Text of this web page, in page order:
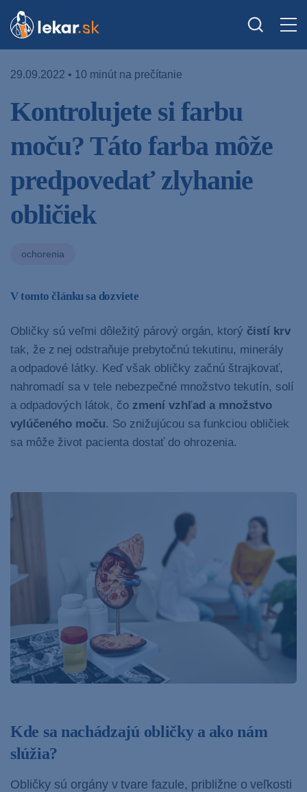
29.09.2022 • 10 minút na prečítanie
Kontrolujete si farbu
moču? Táto farba môže
predpovedať zlyhanie
obličiek
ochorenia
V tomto článku sa dozviete
Obličky sú veľmi dôležitý párový orgán, ktorý čistí krv
tak, že z nej odstraňuje prebytočnú tekutinu, minerály
a odpadové látky. Keď však obličky začnú štrajkovať,
nahromadí sa v tele nebezpečné množstvo tekutín, solí
a odpadových látok, čo zmení vzhľad a množstvo
vylúčeného moču. So znižujúcou sa funkciou obličiek
sa môže život pacienta dostať do ohrozenia.
Kde sa nachádzajú obličky a ako nám
slúžia?
Obličky sú orgány v tvare fazule, približne o veľkosti